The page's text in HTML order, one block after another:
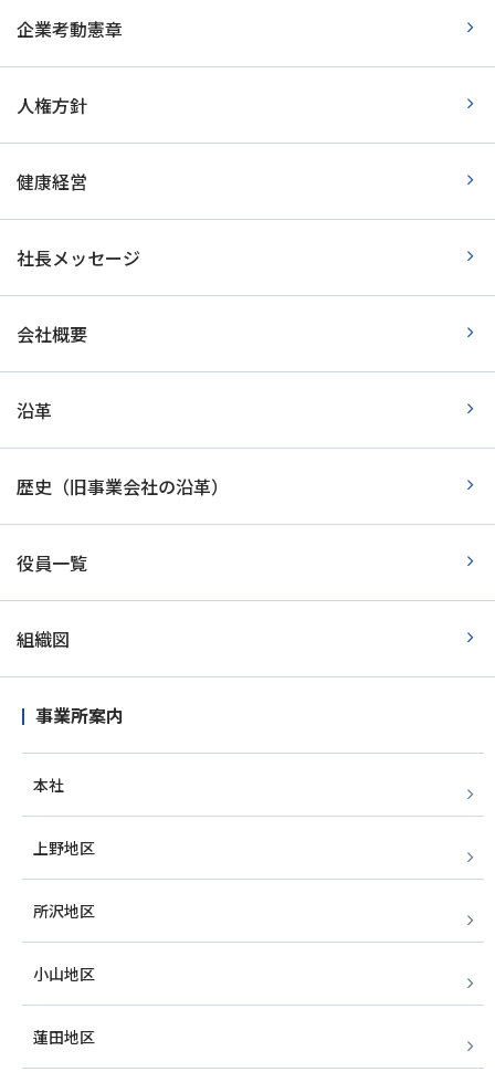
企業考動憲章
人権方針
健康経営
社長メッセージ
会社概要
沿革
歴史（旧事業会社の沿革）
役員一覧
組織図
事業所案内
本社
上野地区
所沢地区
小山地区
蓮田地区